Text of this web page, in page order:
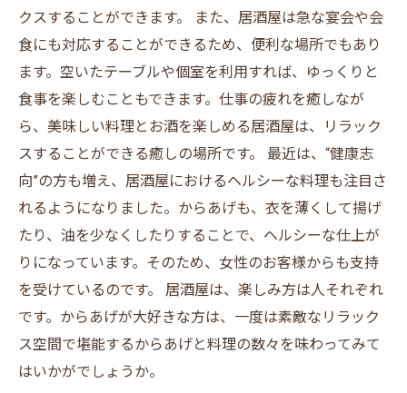
クスすることができます。 また、居酒屋は急な宴会や会
食にも対応することができるため、便利な場所でもあり
ます。空いたテーブルや個室を利用すれば、ゆっくりと
食事を楽しむこともできます。仕事の疲れを癒しなが
ら、美味しい料理とお酒を楽しめる居酒屋は、リラック
スすることができる癒しの場所です。 最近は、“健康志
向”の方も増え、居酒屋におけるヘルシーな料理も注目さ
れるようになりました。からあげも、衣を薄くして揚げ
たり、油を少なくしたりすることで、ヘルシーな仕上が
りになっています。そのため、女性のお客様からも支持
を受けているのです。 居酒屋は、楽しみ方は人それぞれ
です。からあげが大好きな方は、一度は素敵なリラック
ス空間で堪能するからあげと料理の数々を味わってみて
はいかがでしょうか。